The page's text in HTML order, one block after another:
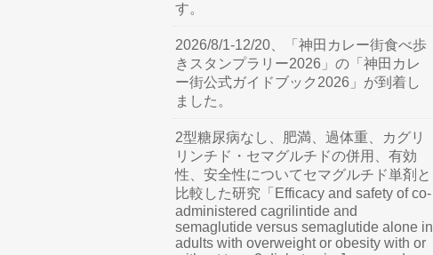
す。
2026/8/1-12/20、「神田カレー街食べ歩
きスタンプラリー2026」の「神田カレ
ー街公式ガイドブック2026」が到着し
ました。
2型糖尿病なし、肥満、過体重、カグリ
リンチド・セマグルチドの併用、有効
性、安全性についてセマグルチド単剤と
比較した研究「Efficacy and safety of co-
administered cagrilintide and
semaglutide versus semaglutide alone in
adults with overweight or obesity with or